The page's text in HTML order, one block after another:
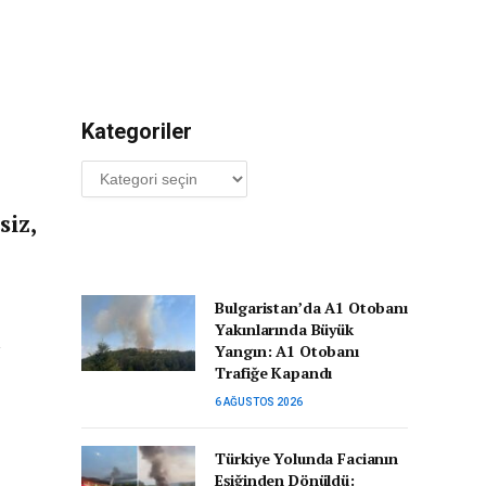
Kategoriler
Kategoriler
Bulgaristan’da A1 Otobanı
Yakınlarında Büyük
Yangın: A1 Otobanı
Trafiğe Kapandı
6 AĞUSTOS 2026
Türkiye Yolunda Facianın
Eşiğinden Dönüldü: